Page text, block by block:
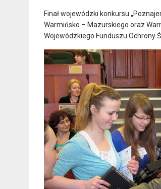
Finał wojewódzki konkursu
Warmińsko – Mazurskiego oraz
Wojewódzkiego Funduszu Ochrony